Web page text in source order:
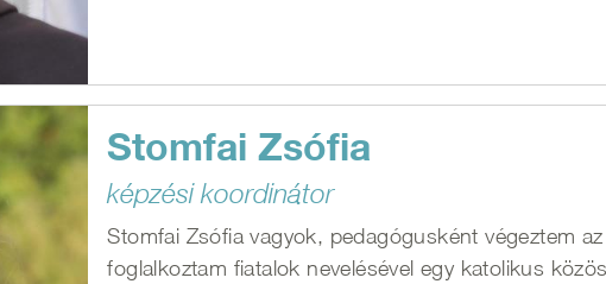
Stomfai Zsófia
képzési koordinátor
Stomfai Zsófia vagyok, pedagógusként végeztem
foglalkoztam fiatalok nevelésével egy katolikus